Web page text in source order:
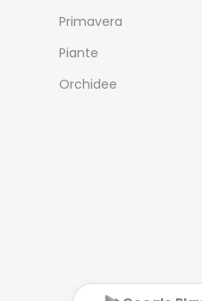
Primavera
Piante
Orchidee